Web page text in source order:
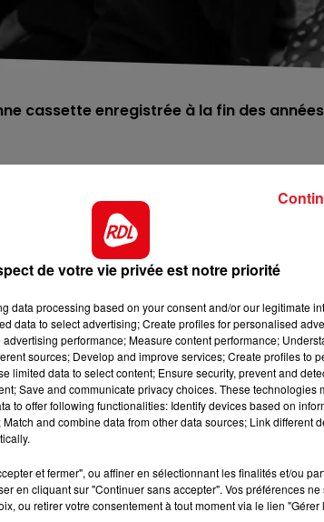
RDL & VOUS
cassette enregistrée à la fin des années
(IA) pour recréer la voix de John
Paul McCartney.
du mythique groupe de Liverpool, a expliqué
de l'accompagnement musical pour
Paul McCartney."Tout cela est assez
a admis le chanteur qui s'apprête à fêter ses
s’agit
par Lennon peu avant son assassinat à
de votre vie privée est notre priorité
data processing based on your consent and/or our legitimate
data to select advertising; Create profiles for personalised
performance; Measure content performance;
sources; Develop and improve services; Create profiles to
limited data to select content; Ensure security, prevent and
Save and communicate privacy choices. These technologies
to offer following functionalities: Identify devices based on
and combine data from other data sources; Link different
et fermer", ou affiner en sélectionnant les finalités et/ou
en cliquant sur "Continuer sans accepter". Vos préférences
ou retirer votre consentement à tout moment via le lien